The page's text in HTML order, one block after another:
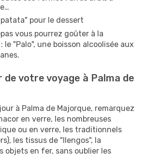
pour le dessert
vous pourrez goûter à la
le "Palo", une boisson alcoolisée aux
de votre voyage à Palma de
à Palma de Majorque, remarquez
en verre, les nombreuses
ou en verre, les traditionnels
les tissus de "llengos", la
objets en fer, sans oublier les